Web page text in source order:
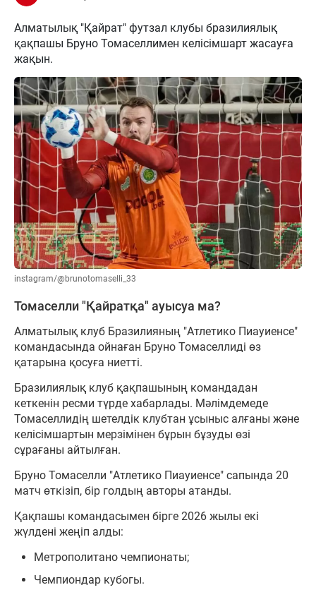
Алматылық "Қайрат" футзал клубы бразилиялық
қақпашы Бруно Томаселлимен келісімшарт жасауға
жақын.
instagram/@brunotomaselli_33
Томаселли "Қайратқа" ауысуа ма?
Алматылық клуб Бразилияның "Атлетико Пиауиенсе"
командасында ойнаған Бруно Томаселлиді өз
қатарына қосуға ниетті.
Бразилиялық клуб қақпашының командадан
кеткенін ресми түрде хабарлады. Мәлімдемеде
Томаселлидің шетелдік клубтан ұсыныс алғаны және
келісімшартын мерзімінен бұрын бұзуды өзі
сұрағаны айтылған.
Бруно Томаселли "Атлетико Пиауиенсе" сапында 20
матч өткізіп, бір голдың авторы атанды.
Қақпашы командасымен бірге 2026 жылы екі
жүлдені жеңіп алды:
Метрополитано чемпионаты;
Чемпиондар кубогы.